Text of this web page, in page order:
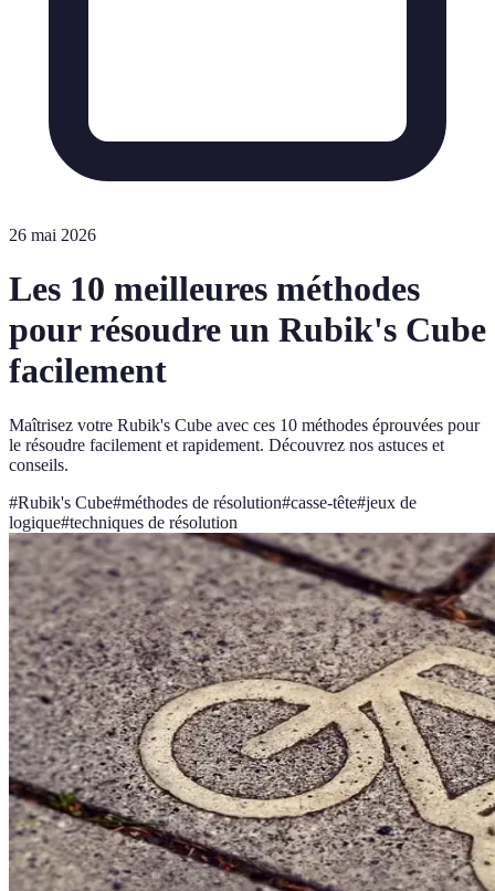
26 mai 2026
Les 10 meilleures méthodes
pour résoudre un Rubik's Cube
facilement
Maîtrisez votre Rubik's Cube avec ces 10 méthodes éprouvées pour
le résoudre facilement et rapidement. Découvrez nos astuces et
conseils.
#Rubik's Cube#méthodes de résolution#casse-tête#jeux de
logique#techniques de résolution